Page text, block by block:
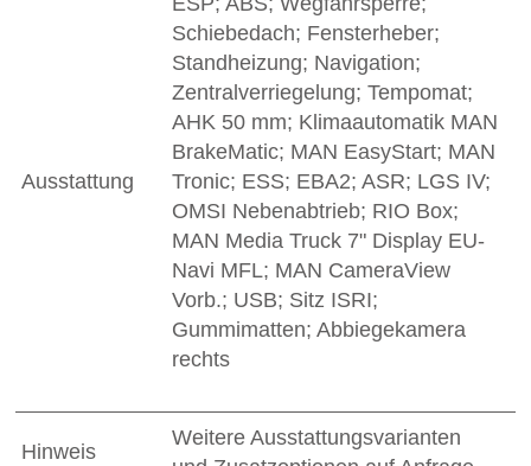
Ausstattung
Schiebedach; Fensterheber;
Standheizung; Navigation;
Zentralverriegelung; Tempomat;
AHK 50 mm; Klimaautomatik MAN
BrakeMatic; MAN EasyStart; MAN
Tronic; ESS; EBA2; ASR; LGS IV;
OMSI Nebenabtrieb; RIO Box;
MAN Media Truck 7" Display EU-
Navi MFL; MAN CameraView
Vorb.; USB; Sitz ISRI;
Gummimatten; Abbiegekamera
rechts
Hinweis
Weitere Ausstattungsvarianten